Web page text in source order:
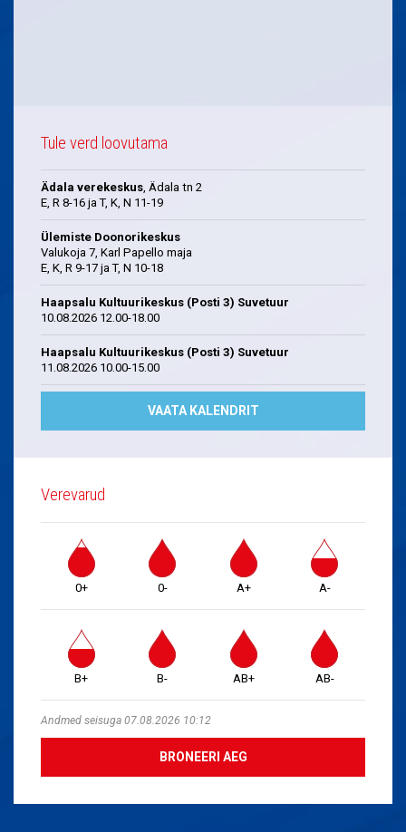
Tule verd loovutama
Ädala verekeskus, Ädala tn 2
E, R 8-16 ja T, K, N 11-19
Ülemiste Doonorikeskus
Valukoja 7, Karl Papello maja
E, K, R 9-17 ja T, N 10-18
Haapsalu Kultuurikeskus (Posti 3) Suvetuur
10.08.2026 12.00-18.00
Haapsalu Kultuurikeskus (Posti 3) Suvetuur
11.08.2026 10.00-15.00
VAATA KALENDRIT
Verevarud
0+ 0- A+ A-
B+ B- AB+ AB-
Andmed seisuga 07.08.2026 10:12
BRONEERI AEG